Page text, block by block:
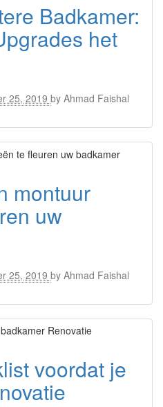
Badkamer:
het
25, 2019 by Ahmad Faishal
montuur
uw
25, 2019 by Ahmad Faishal
voordat je